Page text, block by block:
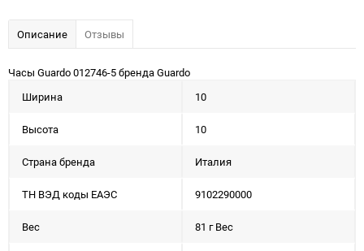
Описание Отзывы
Часы Guardo 012746-5 бренда Guardo
Ширина
10
Высота 10
Страна бренда Италия
ТН ВЭД коды ЕАЭС 9102290000
Вес 81 г Вес